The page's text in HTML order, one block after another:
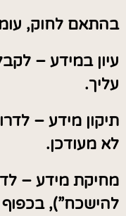
בהתאם לחוק,
עיון במידע –
עליך.
תיקון מידע –
לא מעודכן.
מחיקת מידע –
להישכח”), בכפוף